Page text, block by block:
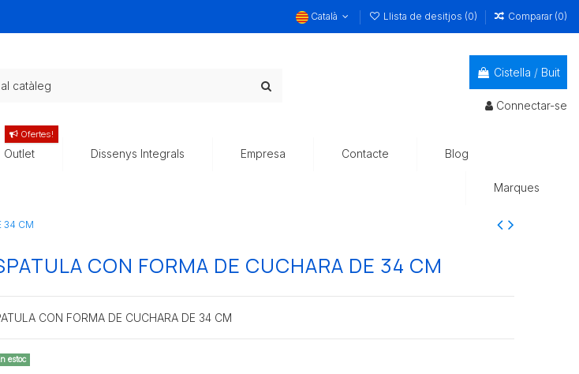
Català Llista de desitjos (0) Comparar (0)
Cistella / Buit
Connectar-se
Outlet
Ofertes!
Dissenys Integrals Empresa Contacte Blog
Marques
34 CM
CON FORMA DE CUCHARA DE 34 CM
CON FORMA DE CUCHARA DE 34 CM
estoc